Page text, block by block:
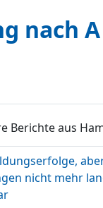
nach A
Berichte aus
nicht mehr